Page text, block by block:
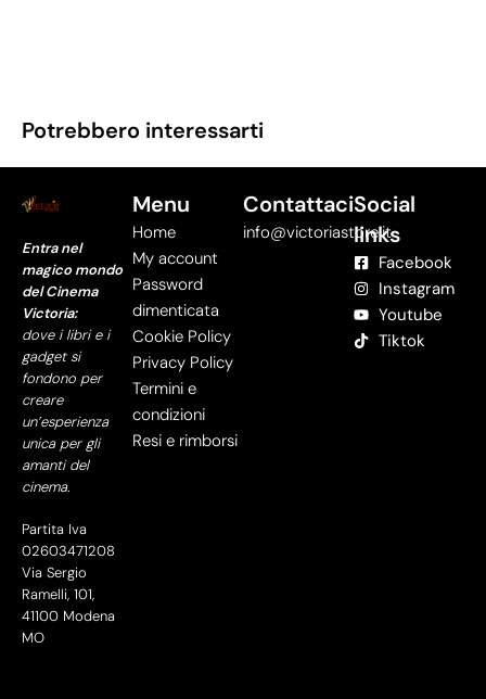
Potrebbero interessarti
Entra nel
magico mondo
del Cinema
Victoria:
dove i libri e i
gadget si
fondono per
creare
un’esperienza
unica per gli
amanti del
cinema.
Partita Iva
02603471208
Via Sergio
Ramelli, 101,
41100 Modena
MO
Menu
Home
My account
Password
dimenticata
Cookie Policy
Privacy Policy
Termini e
condizioni
Resi e rimborsi
Contattaci
info@victoriastore.it
Social
links
Facebook
Instagram
Youtube
Tiktok